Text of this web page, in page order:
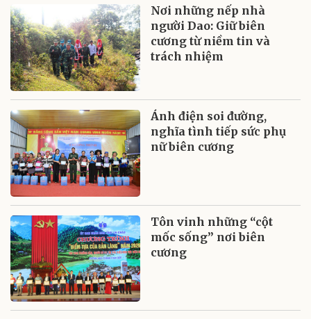
Nơi những nếp nhà
người Dao: Giữ biên
cương từ niềm tin và
trách nhiệm
Ánh điện soi đường,
nghĩa tình tiếp sức phụ
nữ biên cương
Tôn vinh những “cột
mốc sống” nơi biên
cương